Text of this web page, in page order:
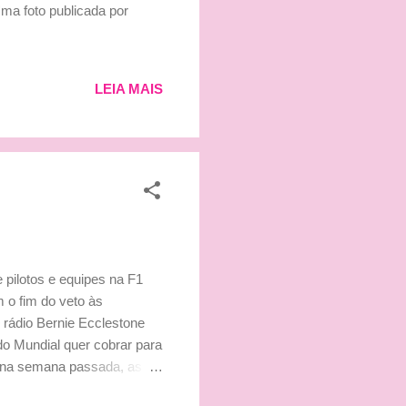
foto publicada por
LEIA MAIS
e equipes na F1
o fim do veto às
Bernie Ecclestone
Mundial quer cobrar para
semana passada, as